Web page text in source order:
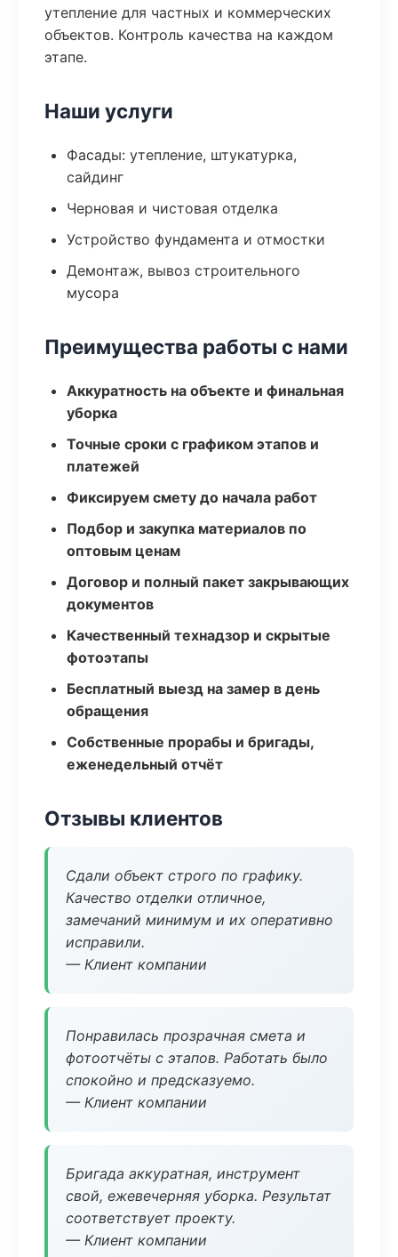
утепление для частных и коммерческих
объектов. Контроль качества на каждом
этапе.
Наши услуги
Фасады: утепление, штукатурка,
сайдинг
Черновая и чистовая отделка
Устройство фундамента и отмостки
Демонтаж, вывоз строительного
мусора
Преимущества работы с нами
Аккуратность на объекте и финальная
уборка
Точные сроки с графиком этапов и
платежей
Фиксируем смету до начала работ
Подбор и закупка материалов по
оптовым ценам
Договор и полный пакет закрывающих
документов
Качественный технадзор и скрытые
фотоэтапы
Бесплатный выезд на замер в день
обращения
Собственные прорабы и бригады,
еженедельный отчёт
Отзывы клиентов
Сдали объект строго по графику.
Качество отделки отличное,
замечаний минимум и их оперативно
исправили.
— Клиент компании
Понравилась прозрачная смета и
фотоотчёты с этапов. Работать было
спокойно и предсказуемо.
— Клиент компании
Бригада аккуратная, инструмент
свой, ежевечерняя уборка. Результат
соответствует проекту.
— Клиент компании